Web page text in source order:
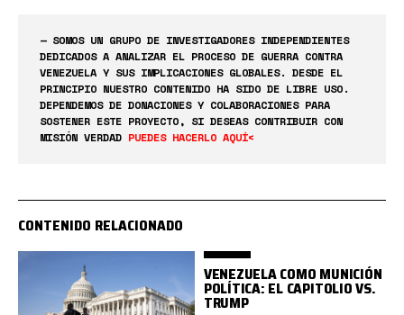
— SOMOS UN GRUPO DE INVESTIGADORES INDEPENDIENTES
DEDICADOS A ANALIZAR EL PROCESO DE GUERRA CONTRA
VENEZUELA Y SUS IMPLICACIONES GLOBALES. DESDE EL
PRINCIPIO NUESTRO CONTENIDO HA SIDO DE LIBRE USO.
DEPENDEMOS DE DONACIONES Y COLABORACIONES PARA
SOSTENER ESTE PROYECTO, SI DESEAS CONTRIBUIR CON
MISIÓN VERDAD PUEDES HACERLO AQUÍ<
CONTENIDO RELACIONADO
VENEZUELA COMO MUNICIÓN
POLÍTICA: EL CAPITOLIO VS.
TRUMP